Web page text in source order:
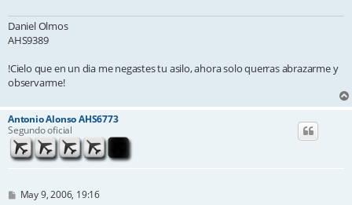
Daniel Olmos
AHS9389
!Cielo que en un dia me negastes tu asilo, ahora solo querras abrazarme y
observarme!
Antonio Alonso AHS6773
Segundo oficial
PMay 9, 2006, 19:16